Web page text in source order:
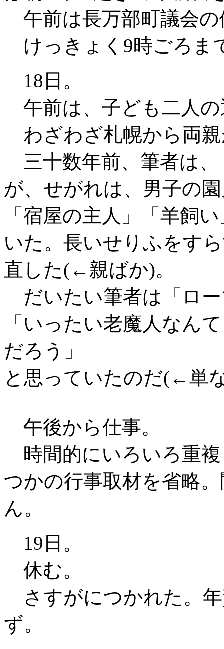
午前は長万部町議会の
けっきょく9時ごろま
18日。
午前は、子ども二人
わざわざ札幌から両
三十数年前、筆者は、
が、せがれは、男子の
「宿屋の主人」「羊飼
いた。長いせりふをす
直した(←親ばか)。
だいたい筆者は「ロ
「いったい老魔人なん
だろう」
と思っていたのだ(←単
午後から仕事。
時間的にいろいろ重
つかの行事取材を省略
ん。
19日。
休む。
さすがにつかれた。
ず。